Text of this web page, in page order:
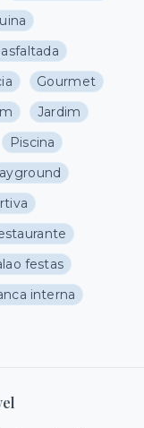
Gourmet
Jardim
Piscina
festas
interna